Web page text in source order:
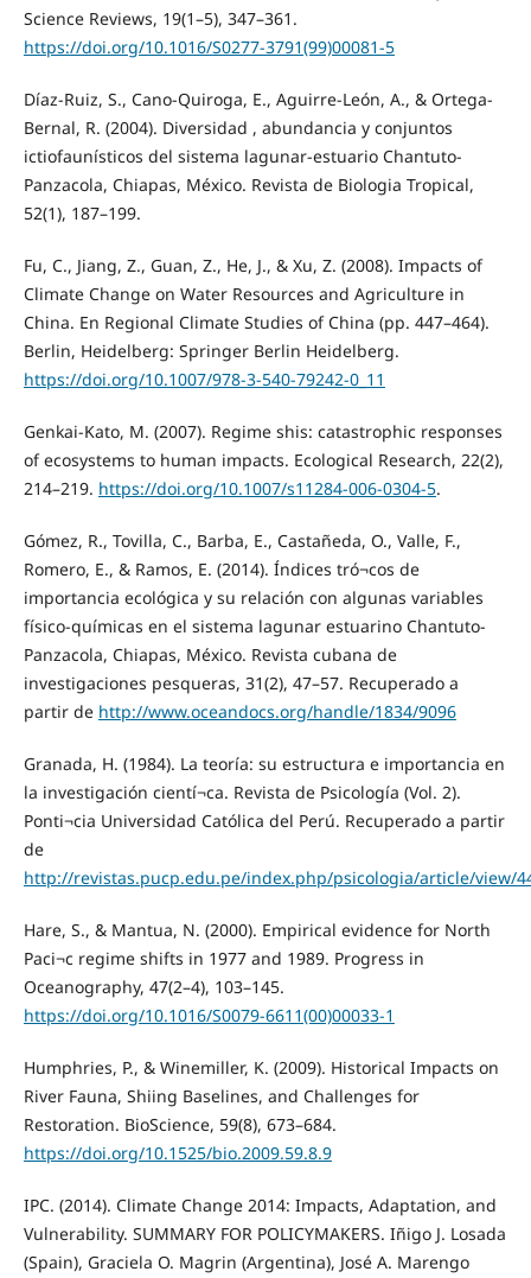
Science Reviews, 19(1–5), 347–361.
https://doi.org/10.1016/S0277-3791(99)00081-5
Díaz-Ruiz, S., Cano-Quiroga, E., Aguirre-León, A., & Ortega-
Bernal, R. (2004). Diversidad , abundancia y conjuntos
ictiofaunísticos del sistema lagunar-estuario Chantuto-
Panzacola, Chiapas, México. Revista de Biologia Tropical,
52(1), 187–199.
Fu, C., Jiang, Z., Guan, Z., He, J., & Xu, Z. (2008). Impacts of
Climate Change on Water Resources and Agriculture in
China. En Regional Climate Studies of China (pp. 447–464).
Berlin, Heidelberg: Springer Berlin Heidelberg.
https://doi.org/10.1007/978-3-540-79242-0_11
Genkai-Kato, M. (2007). Regime shis: catastrophic responses
of ecosystems to human impacts. Ecological Research, 22(2),
214–219. https://doi.org/10.1007/s11284-006-0304-5.
Gómez, R., Tovilla, C., Barba, E., Castañeda, O., Valle, F.,
Romero, E., & Ramos, E. (2014). Índices tró¬cos de
importancia ecológica y su relación con algunas variables
físico-químicas en el sistema lagunar estuarino Chantuto-
Panzacola, Chiapas, México. Revista cubana de
investigaciones pesqueras, 31(2), 47–57. Recuperado a
partir de http://www.oceandocs.org/handle/1834/9096
Granada, H. (1984). La teoría: su estructura e importancia en
la investigación cientí¬ca. Revista de Psicología (Vol. 2).
Ponti¬cia Universidad Católica del Perú. Recuperado a partir
de
http://revistas.pucp.edu.pe/index.php/psicologia/article/view/
Hare, S., & Mantua, N. (2000). Empirical evidence for North
Paci¬c regime shifts in 1977 and 1989. Progress in
Oceanography, 47(2–4), 103–145.
https://doi.org/10.1016/S0079-6611(00)00033-1
Humphries, P., & Winemiller, K. (2009). Historical Impacts on
River Fauna, Shiing Baselines, and Challenges for
Restoration. BioScience, 59(8), 673–684.
https://doi.org/10.1525/bio.2009.59.8.9
IPC. (2014). Climate Change 2014: Impacts, Adaptation, and
Vulnerability. SUMMARY FOR POLICYMAKERS. Iñigo J. Losada
(Spain), Graciela O. Magrin (Argentina), José A. Marengo